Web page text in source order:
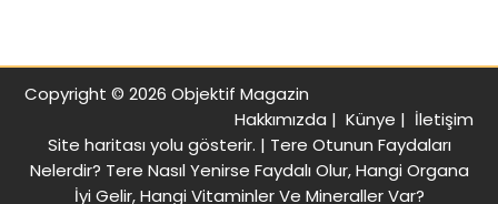
Copyright © 2026 Objektif Magazin
Hakkımızda | Künye | İletişim
Site haritası yolu gösterir. | Tere Otunun Faydaları
Nelerdir? Tere Nasıl Yenirse Faydalı Olur, Hangi Organa
İyi Gelir, Hangi Vitaminler Ve Mineraller Var?